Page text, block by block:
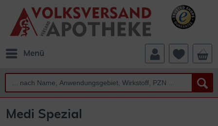
Menü
Medi Spezial